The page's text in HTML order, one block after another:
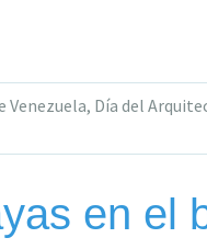
Venezuela, Día del
en el